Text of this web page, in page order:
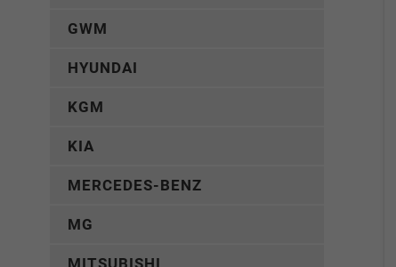
GWM
HYUNDAI
KGM
KIA
MERCEDES-BENZ
MG